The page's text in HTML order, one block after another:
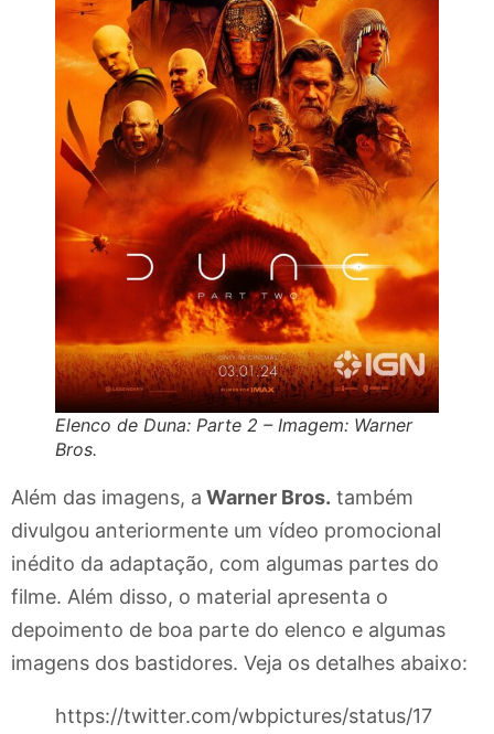
Elenco de Duna: Parte 2 – Imagem: Warner
Bros.
Além das imagens, a Warner Bros. também
divulgou anteriormente um vídeo promocional
inédito da adaptação, com algumas partes do
filme. Além disso, o material apresenta o
depoimento de boa parte do elenco e algumas
imagens dos bastidores. Veja os detalhes abaixo:
https://twitter.com/wbpictures/status/17